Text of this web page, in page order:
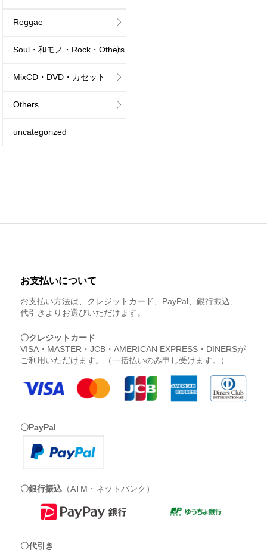
Reggae
Soul・和モノ・Rock・Others
MixCD・DVD・カセット
Others
uncategorized
お支払いについて
お支払い方法は、クレジットカード、PayPal、銀行振込、
代引きよりお選びいただけます。
〇クレジットカード
VISA・MASTER・JCB・AMERICAN EXPRESS・DINERSが
ご利用いただけます。（一括払いのみ申し受けます。）
〇PayPal
〇銀行振込 （ATM・ネットバンク）
〇代引き